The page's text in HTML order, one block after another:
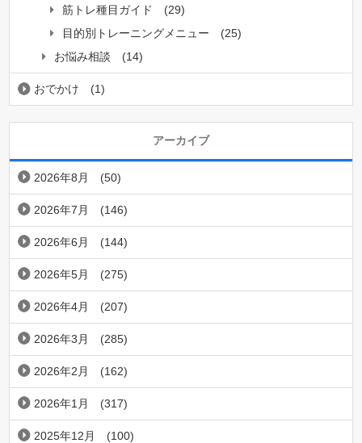
筋トレ種目ガイド
(29)
目的別トレーニングメニュー
(25)
お悩み相談
(14)
おでかけ (1)
アーカイブ
2026年8月 (50)
2026年7月 (146)
2026年6月 (144)
2026年5月 (275)
2026年4月 (207)
2026年3月 (285)
2026年2月 (162)
2026年1月 (317)
2025年12月 (100)